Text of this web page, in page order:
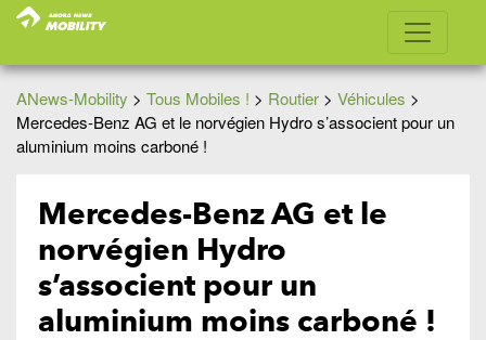
ANews-Mobility > Tous Mobiles ! > Routier > Véhicules >
Mercedes-Benz AG et le norvégien Hydro s’associent pour un
aluminium moins carboné !
Mercedes-Benz AG et le
norvégien Hydro
s’associent pour un
aluminium moins carboné !